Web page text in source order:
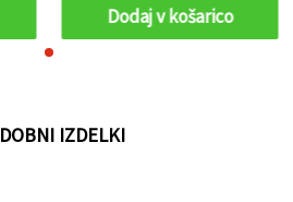
Dodaj v košarico
IZDELKI